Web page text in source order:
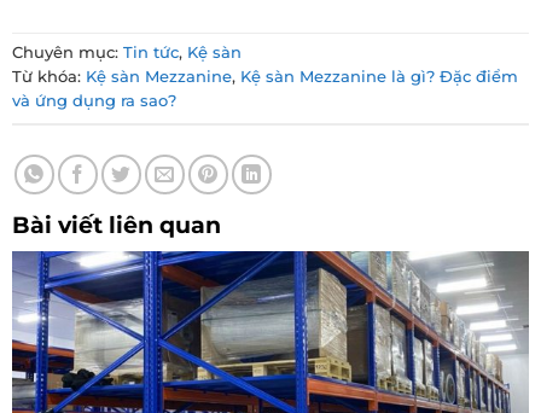
Chuyên mục: Tin tức, Kệ sàn
Từ khóa: Kệ sàn Mezzanine, Kệ sàn Mezzanine là gì? Đặc điểm
và ứng dụng ra sao?
Bài viết liên quan